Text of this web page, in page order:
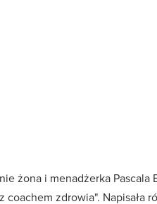
żona i menadżerka
zdrowia". Napisała